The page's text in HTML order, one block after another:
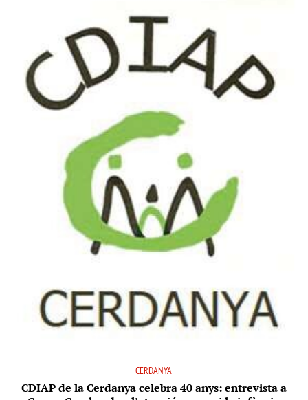
CERDANYA
CDIAP de la Cerdanya celebra 40 anys: entrevista a